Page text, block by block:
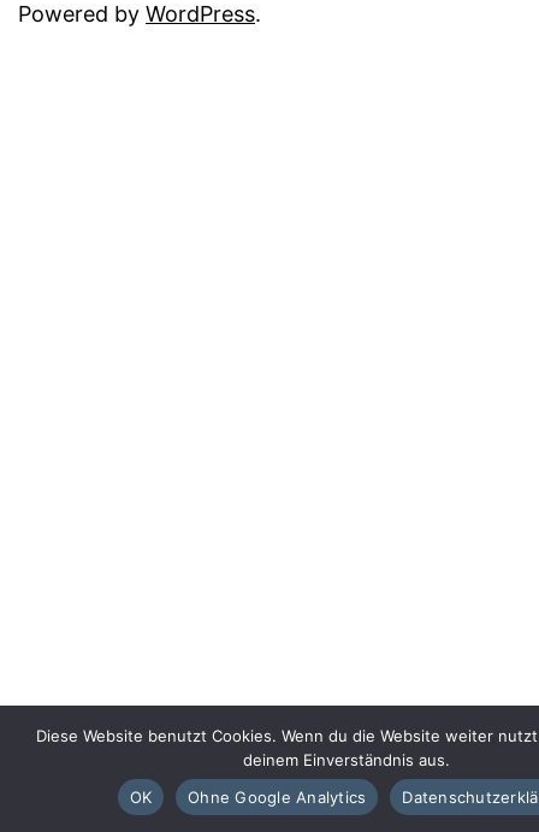
Powered by WordPress.
Diese Website benutzt Cookies. Wenn du die Website weiter
deinem Einverständnis aus.
OK
Ohne Google Analytics